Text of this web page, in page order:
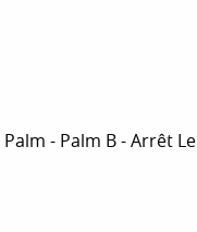
- Palm B - Arrêt Le